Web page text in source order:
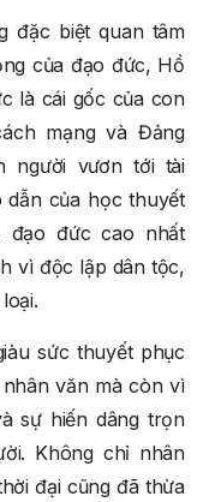
đặc biệt quan tâm
của đạo đức, Hồ
là cái gốc của con
mạng và Đảng
người vươn tới tài
của học thuyết
đạo đức cao nhất
vì độc lập dân tộc,
sức thuyết phục
văn mà còn vì
sự hiến dâng trọn
Không chỉ nhân
đại cũng đã thừa